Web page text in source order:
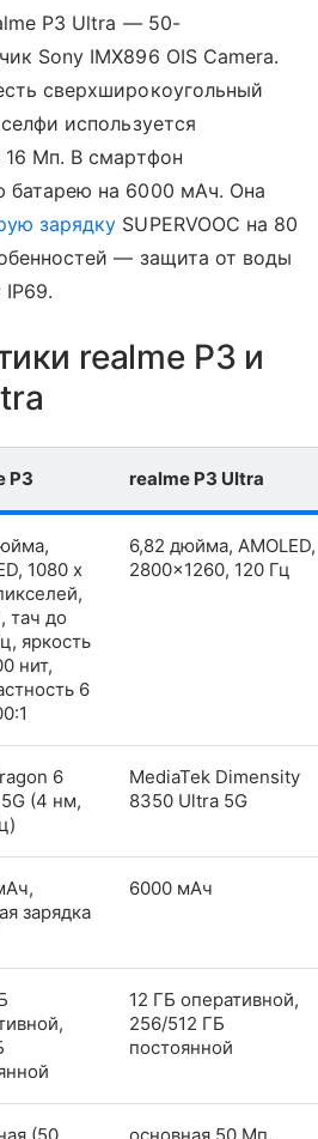
P3 Ultra — 50-
Sony IMX896 OIS Camera.
сверхширокоугольный
используется
16 Мп. В смартфон
батарею на 6000 мАч. Она
зарядку SUPERVOOC на 80
— защита от воды
realme P3 и
P3 realme P3 Ultra
1080 х
тач до
яркость
нит,
6
6,82 дюйма, AMOLED,
2800x1260, 120 Гц
6
(4 нм,
MediaTek Dimensity
8350 Ultra 5G
зарядка
6000 мАч
12 ГБ оперативной,
256/512 ГБ
постоянной